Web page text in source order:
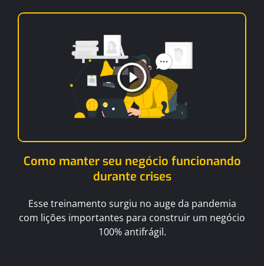
Como manter seu negócio funcionando
durante crises
Esse treinamento surgiu no auge da pandemia
com lições importantes para construir um negócio
100% antifrágil.